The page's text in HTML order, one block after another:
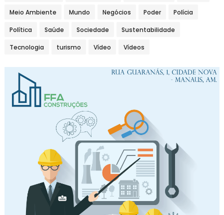
Meio Ambiente Mundo Negócios Poder Polícia
Política Saúde Sociedade Sustentabilidade
Tecnologia turismo Vídeo Vídeos